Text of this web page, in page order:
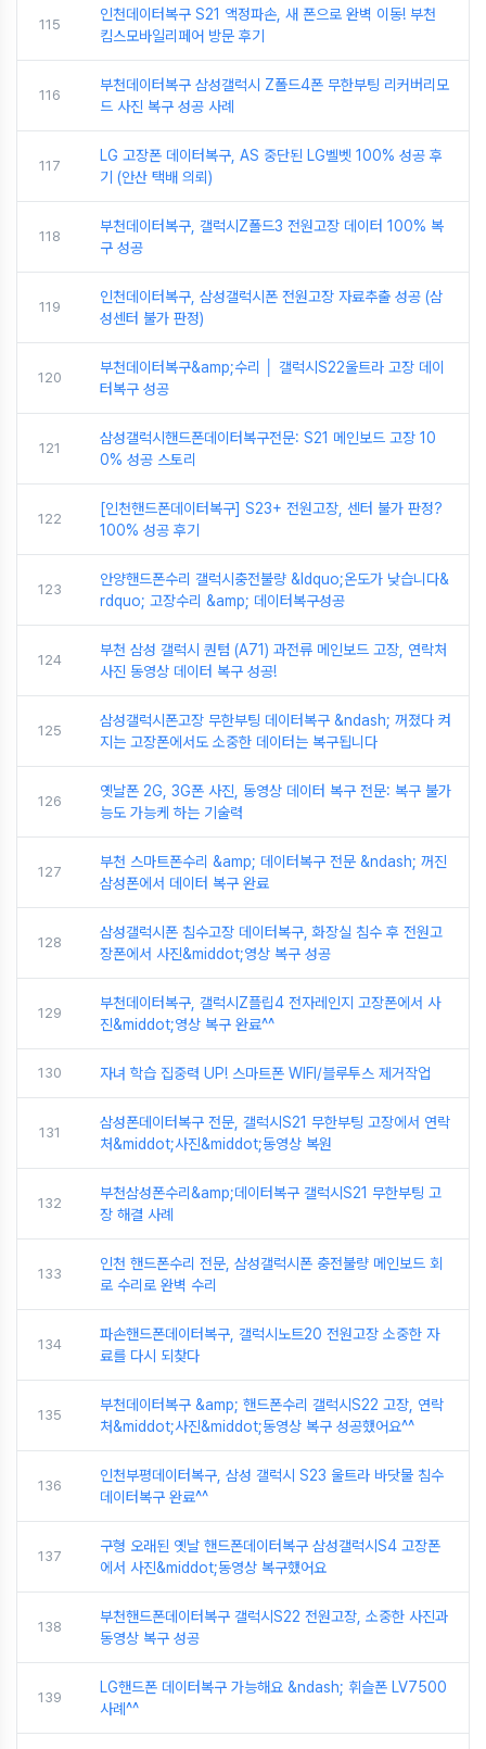
115
인천데이터복구 S21 액정파손, 새 폰으로 완벽 이동! 부천
킴스모바일리페어 방문 후기
116
부천데이터복구 삼성갤럭시 Z폴드4폰 무한부팅 리커버리모
드 사진 복구 성공 사례
117
LG 고장폰 데이터복구, AS 중단된 LG벨벳 100% 성공 후
기 (안산 택배 의뢰)
118
부천데이터복구, 갤럭시Z폴드3 전원고장 데이터 100% 복
구 성공
119
인천데이터복구, 삼성갤럭시폰 전원고장 자료추출 성공 (삼
성센터 불가 판정)
120
부천데이터복구&amp;수리 │ 갤럭시S22울트라 고장 데이
터복구 성공
121
삼성갤럭시핸드폰데이터복구전문: S21 메인보드 고장 10
0% 성공 스토리
122
[인천핸드폰데이터복구] S23+ 전원고장, 센터 불가 판정?
100% 성공 후기
123
안양핸드폰수리 갤럭시충전불량 &ldquo;온도가 낮습니다&
rdquo; 고장수리 &amp; 데이터복구성공
124
부천 삼성 갤럭시 퀀텀 (A71) 과전류 메인보드 고장, 연락처
사진 동영상 데이터 복구 성공!
125
삼성갤럭시폰고장 무한부팅 데이터복구 &ndash; 꺼졌다 켜
지는 고장폰에서도 소중한 데이터는 복구됩니다
126
옛날폰 2G, 3G폰 사진, 동영상 데이터 복구 전문: 복구 불가
능도 가능케 하는 기술력
127
부천 스마트폰수리 &amp; 데이터복구 전문 &ndash; 꺼진
삼성폰에서 데이터 복구 완료
128
삼성갤럭시폰 침수고장 데이터복구, 화장실 침수 후 전원고
장폰에서 사진&middot;영상 복구 성공
129
부천데이터복구, 갤럭시Z플립4 전자레인지 고장폰에서 사
진&middot;영상 복구 완료^^
130 자녀 학습 집중력 UP! 스마트폰 WIFI/블루투스 제거작업
131
삼성폰데이터복구 전문, 갤럭시S21 무한부팅 고장에서 연락
처&middot;사진&middot;동영상 복원
132
부천삼성폰수리&amp;데이터복구 갤럭시S21 무한부팅 고
장 해결 사례
133
인천 핸드폰수리 전문, 삼성갤럭시폰 충전불량 메인보드 회
로 수리로 완벽 수리
134
파손핸드폰데이터복구, 갤럭시노트20 전원고장 소중한 자
료를 다시 되찾다
135
부천데이터복구 &amp; 핸드폰수리 갤럭시S22 고장, 연락
처&middot;사진&middot;동영상 복구 성공했어요^^
136
인천부평데이터복구, 삼성 갤럭시 S23 울트라 바닷물 침수
데이터복구 완료^^
137
구형 오래된 옛날 핸드폰데이터복구 삼성갤럭시S4 고장폰
에서 사진&middot;동영상 복구했어요
138
부천핸드폰데이터복구 갤럭시S22 전원고장, 소중한 사진과
동영상 복구 성공
139
LG핸드폰 데이터복구 가능해요 &ndash; 휘슬폰 LV7500
사례^^